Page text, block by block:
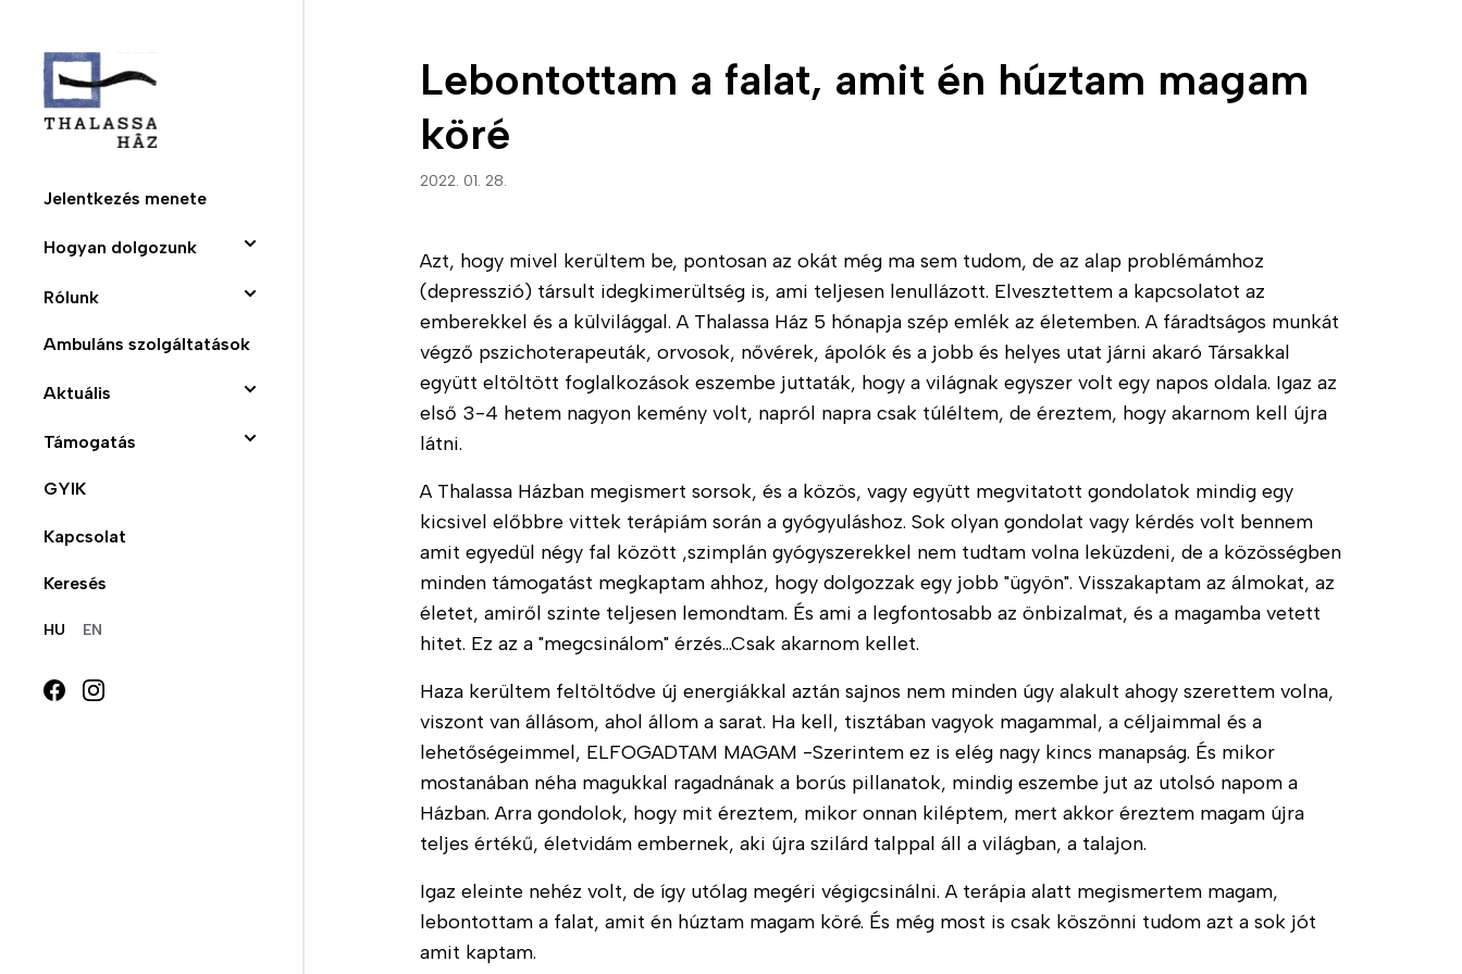
tartalomra
Lebontottam a falat, amit én húztam magam
köré
2022. 01. 28.
Azt, hogy mivel kerültem be, pontosan az okát még ma sem tudom, de az alap problémámhoz
(depresszió) társult idegkimerültség is, ami teljesen lenullázott. Elvesztettem a kapcsolatot az
emberekkel és a külvilággal. A Thalassa Ház 5 hónapja szép emlék az életemben. A fáradtságos munkát
végző pszichoterapeuták, orvosok, nővérek, ápolók és a jobb és helyes utat járni akaró Társakkal
együtt eltöltött foglalkozások eszembe juttaták, hogy a világnak egyszer volt egy napos oldala. Igaz az
első 3-4 hetem nagyon kemény volt, napról napra csak túléltem, de éreztem, hogy akarnom kell újra
látni.
A Thalassa Házban megismert sorsok, és a közös, vagy együtt megvitatott gondolatok mindig egy
kicsivel előbbre vittek terápiám során a gyógyuláshoz. Sok olyan gondolat vagy kérdés volt bennem
amit egyedül négy fal között ,szimplán gyógyszerekkel nem tudtam volna leküzdeni, de a közösségben
minden támogatást megkaptam ahhoz, hogy dolgozzak egy jobb "ügyön". Visszakaptam az álmokat, az
életet, amiről szinte teljesen lemondtam. És ami a legfontosabb az önbizalmat, és a magamba vetett
hitet. Ez az a "megcsinálom" érzés...Csak akarnom kellet.
Haza kerültem feltöltődve új energiákkal aztán sajnos nem minden úgy alakult ahogy szerettem volna,
viszont van állásom, ahol állom a sarat. Ha kell, tisztában vagyok magammal, a céljaimmal és a
lehetőségeimmel, ELFOGADTAM MAGAM -Szerintem ez is elég nagy kincs manapság. És mikor
mostanában néha magukkal ragadnának a borús pillanatok, mindig eszembe jut az utolsó napom a
Házban. Arra gondolok, hogy mit éreztem, mikor onnan kiléptem, mert akkor éreztem magam újra
teljes értékű, életvidám embernek, aki újra szilárd talppal áll a világban, a talajon.
Igaz eleinte nehéz volt, de így utólag megéri végigcsinálni. A terápia alatt megismertem magam,
lebontottam a falat, amit én húztam magam köré. És még most is csak köszönni tudom azt a sok jót
amit kaptam.
Fő
navigáció
Jelentkezés menete
Hogyan dolgozunk
Terápiás programunk
Pszichoterápia
lakhatás
Tisztás -
rehabilitációja
Betegelégedettségi
Rólunk
Bemutatkozunk
Munkatársaink
SHEA - Fenntartónk
Történetek a házból
Galéria
Videók
Hazai és nemzetközi
Ambuláns szolgáltatások
Aktuális
Híreink
Blog
Hírlevél
Állásajánlatok
Publikációk
Támogatás
Támogatási
Vállalati támogatás
GYIK
Kapcsolat
Keresés
HU EN